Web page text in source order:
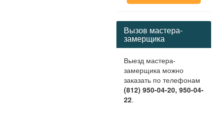
Вызов мастера-
замерщика
Выезд мастера-
замерщика можно
заказать по телефонам
(812) 950-04-20, 950-04-
22.